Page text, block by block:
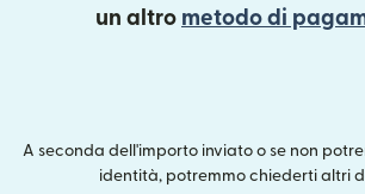
un altro metodo di
A seconda dell'importo inviato o se non
identità, potremmo chiederti altri